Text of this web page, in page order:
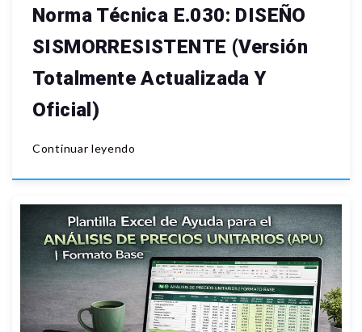
Norma Técnica E.030: DISEÑO
SISMORRESISTENTE (Versión
Totalmente Actualizada Y
Oficial)
Continuar leyendo